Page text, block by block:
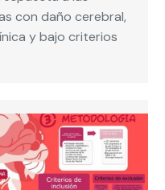
con daño cerebral,
y bajo criterios